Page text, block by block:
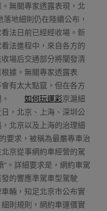
無關專家透露表現，北
細則仍在陸續公布，
法日前已經經收場。新
法進程中，來自各方的
場后交通部分將闡發清
據。無關專家透露表
有太大點竄，但在各方
調。 如何玩運彩京滬細
北京、上海、深圳公
北京以及上海的治理細
要求，被稱為最嚴專車治
從事網約車經營的駕
”。詳細要求是，網約車駕
的響應準駕車型駕駛
輛，知足北京市公布實
規則，網約車運價實